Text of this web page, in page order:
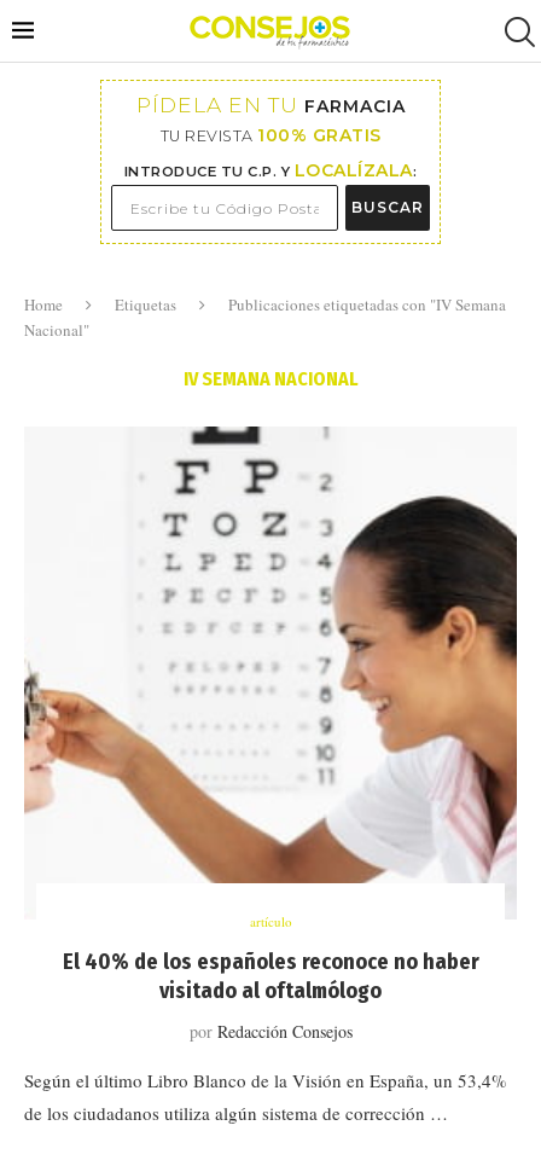
PÍDELA EN TU FARMACIA
TU REVISTA 100% GRATIS
INTRODUCE TU C.P. Y LOCALÍZALA:
BUSCAR
Home Etiquetas
Publicaciones etiquetadas con "IV Semana
Nacional"
IV SEMANA NACIONAL
artículo
El 40% de los españoles reconoce no haber
visitado al oftalmólogo
por Redacción Consejos
Según el último Libro Blanco de la Visión en España, un 53,4%
de los ciudadanos utiliza algún sistema de corrección …